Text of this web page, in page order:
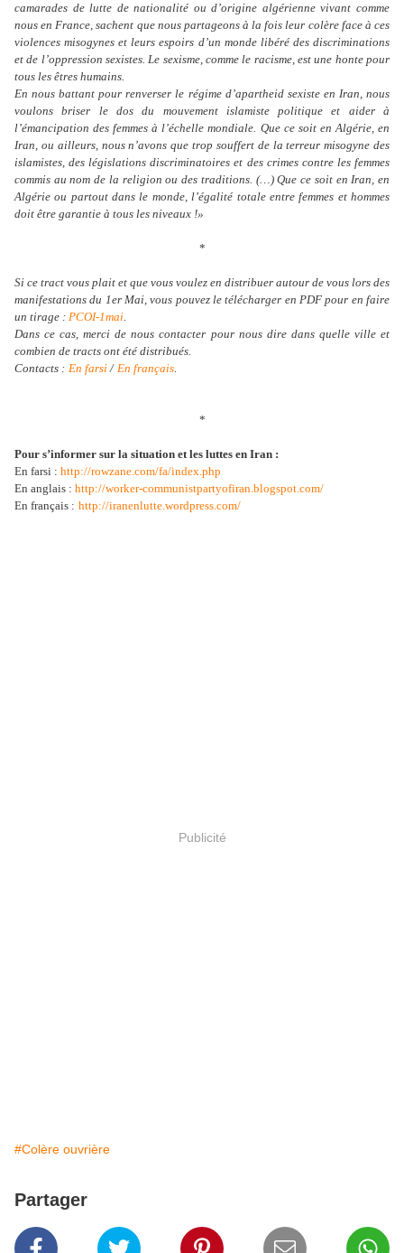
camarades de lutte de nationalité ou d’origine algérienne vivant comme
nous en France, sachent que nous partageons à la fois leur colère face à ces
violences misogynes et leurs espoirs d’un monde libéré des discriminations
et de l’oppression sexistes. Le sexisme, comme le racisme, est une honte pour
tous les êtres humains.
En nous battant pour renverser le régime d’apartheid sexiste en Iran, nous
voulons briser le dos du mouvement islamiste politique et aider à
l’émancipation des femmes à l’échelle mondiale. Que ce soit en Algérie, en
Iran, ou ailleurs, nous n’avons que trop souffert de la terreur misogyne des
islamistes, des législations discriminatoires et des crimes contre les femmes
commis au nom de la religion ou des traditions. (…) Que ce soit en Iran, en
Algérie ou partout dans le monde, l’égalité totale entre femmes et hommes
doit être garantie à tous les niveaux !»
*
Si ce tract vous plait et que vous voulez en distribuer autour de vous lors des
manifestations du 1er Mai, vous pouvez le télécharger en PDF pour en faire
un tirage : PCOI-1mai.
Dans ce cas, merci de nous contacter pour nous dire dans quelle ville et
combien de tracts ont été distribués.
Contacts : En farsi/ En français.
*
Pour s’informer sur la situation et les luttes en Iran :
En farsi : http://rowzane.com/fa/index.php
En anglais : http://worker-communistpartyofiran.blogspot.com/
En français : http://iranenlutte.wordpress.com/
Publicité
#Colère ouvrière
Partager